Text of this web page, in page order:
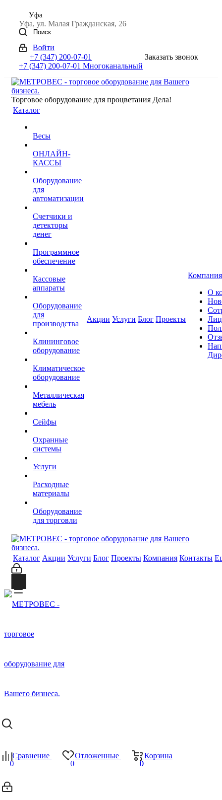
Уфа
Уфа, ул. Малая Гражданская, 26
Поиск
Войти
+7 (347) 200-07-01
+7 (347) 200-07-01 Многоканальный
Заказать звонок
Торговое оборудование для процветания Дела!
Каталог
Весы
ОНЛАЙН-
КАССЫ
Оборудование
для
автоматизации
Счетчики и
детекторы
денег
Программное
обеспечение
Кассовые
аппараты
Оборудование
для
производства
Клининговое
оборудование
Климатическое
оборудование
Металлическая
мебель
Сейфы
Охранные
системы
Услуги
Расходные
материалы
Оборудование
для торговли
Акции Услуги Блог Проекты
Компания
О
Каталог Акции Услуги Блог Проекты Компания Контакты
Сравнение
0
Отложенные
0
Корзина
0
0